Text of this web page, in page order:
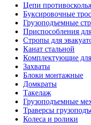
Цепи
Буксировочные
Грузоподъемные
Приспособления
Стропы для
Канат стальной
Комплектующие
Захваты
Блоки монтажные
Домкраты
Такелаж
Грузоподъемные
Траверсы
Колеса и ролики